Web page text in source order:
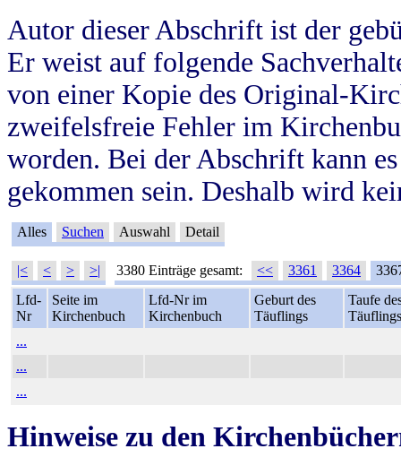
Autor dieser Abschrift ist der
Er weist auf folgende
von einer Kopie des Original-
zweifelsfreie Fehler im
worden. Bei der Abschrift kann
gekommen sein. Deshalb wird
Alles Suchen Auswahl Detail
|< < > >| 3380 Einträge gesamt: << 3361 3364
Lfd-
Nr
Seite im
Kirchenbuch
Lfd-Nr im
Kirchenbuch
Geburt des
Täuflings
Taufe
Täuflings
...
...
...
Hinweise zu den